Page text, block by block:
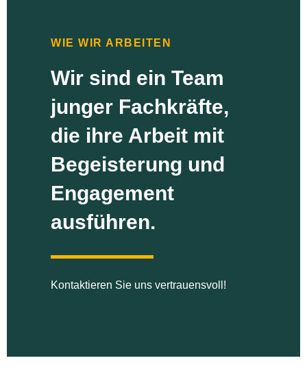
WIE WIR ARBEITEN
Wir sind ein Team
junger Fachkräfte,
die ihre Arbeit mit
Begeisterung und
Engagement
ausführen.
Kontaktieren Sie uns vertrauensvoll!